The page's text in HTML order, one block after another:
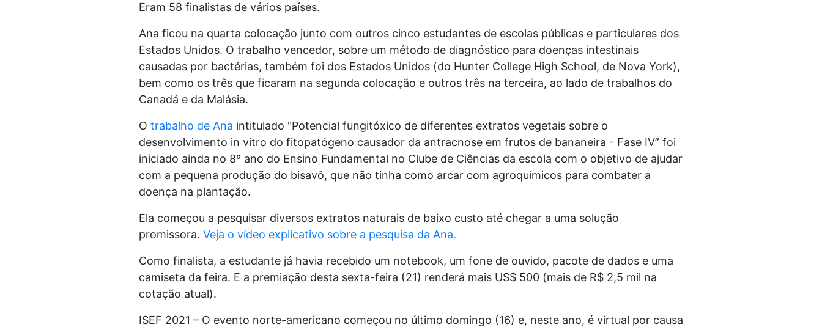
Eram 58 finalistas de vários países.
Ana ficou na quarta colocação junto com outros cinco estudantes de escolas públicas e particulares dos
Estados Unidos. O trabalho vencedor, sobre um método de diagnóstico para doenças intestinais
causadas por bactérias, também foi dos Estados Unidos (do Hunter College High School, de Nova York),
bem como os três que ficaram na segunda colocação e outros três na terceira, ao lado de trabalhos do
Canadá e da Malásia.
O trabalho de Ana intitulado "Potencial fungitóxico de diferentes extratos vegetais sobre o
desenvolvimento in vitro do fitopatógeno causador da antracnose em frutos de bananeira - Fase IV” foi
iniciado ainda no 8º ano do Ensino Fundamental no Clube de Ciências da escola com o objetivo de ajudar
com a pequena produção do bisavô, que não tinha como arcar com agroquímicos para combater a
doença na plantação.
Ela começou a pesquisar diversos extratos naturais de baixo custo até chegar a uma solução
promissora. Veja o vídeo explicativo sobre a pesquisa da Ana.
Como finalista, a estudante já havia recebido um notebook, um fone de ouvido, pacote de dados e uma
camiseta da feira. E a premiação desta sexta-feira (21) renderá mais US$ 500 (mais de R$ 2,5 mil na
cotação atual).
ISEF 2021 – O evento norte-americano começou no último domingo (16) e, neste ano, é virtual por causa